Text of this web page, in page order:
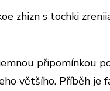
zhizn s tochki
připomínkou
většího. Příběh